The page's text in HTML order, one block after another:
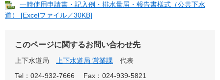
一時使用申請書・記入例・排水量届・報告書様式（公共下水
道） [Excelファイル／30KB]
このページに関するお問い合わせ先
上下水道局 上下水道局 営業課
代表
Tel：024-932-7666
Fax：024-939-5821